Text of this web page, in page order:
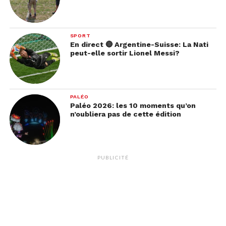
SPORT
En direct 🔴 Argentine-Suisse: La Nati
peut-elle sortir Lionel Messi?
PALÉO
Paléo 2026: les 10 moments qu’on
n’oubliera pas de cette édition
PUBLICITÉ